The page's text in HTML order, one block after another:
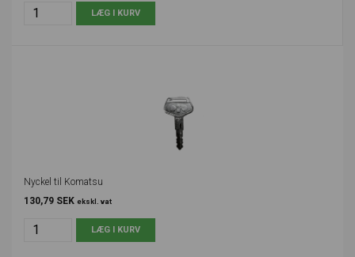
Nyckel til Komatsu
130,79 SEK ekskl. vat